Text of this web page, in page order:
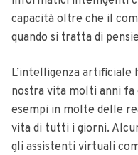
capacità oltre che il
quando si tratta di
L’intelligenza artificiale
nostra vita molti anni fa
esempi in molte delle
vita di tutti i giorni.
gli assistenti virtuali